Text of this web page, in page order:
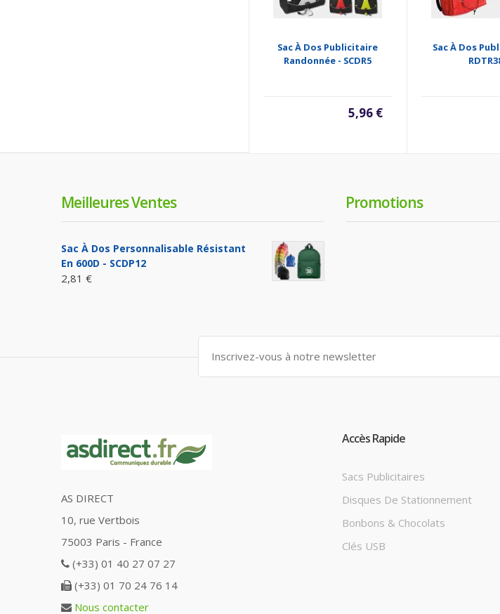
Sac À Dos Publicitaire
Randonnée - SCDR5
5,96 €
Sac À Dos
Meilleures Ventes
Sac À Dos Personnalisable Résistant
En 600D - SCDP12
2,81 €
Promotions
AS DIRECT
10, rue Vertbois
75003 Paris - France
(+33) 01 40 27 07 27
(+33) 01 70 24 76 14
Nous contacter
Accès Rapide
Sacs Publicitaires
Disques De Stationnement
Bonbons & Chocolats
Clés USB